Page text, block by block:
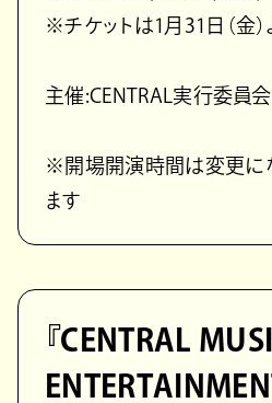
※チケットは1月31日（金
主催:CENTRAL実行委員会
※開場開演時間は変更に
ます
『CENTRAL